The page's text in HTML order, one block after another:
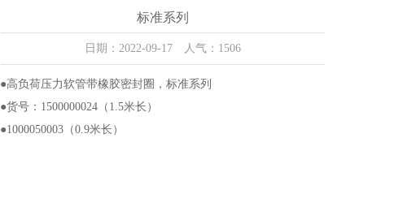
标准系列
日期：2022-09-17 人气：1506
●高负荷压力软管带橡胶密封圈，标准系列
●货号：1500000024（1.5米长）
●1000050003（0.9米长）